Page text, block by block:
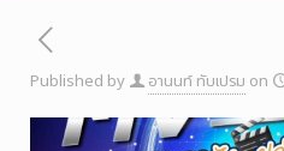
Published by อานนท์ ทับเปรม on